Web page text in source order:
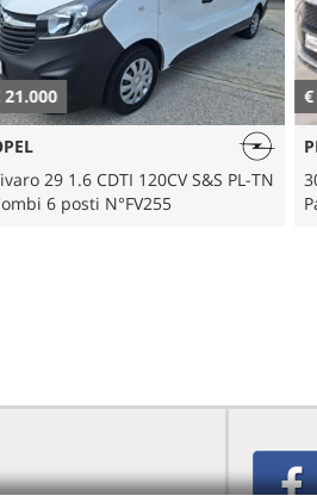
21.000
29 1.6 CDTI 120CV S&S PL-TN
6 posti N°FV255